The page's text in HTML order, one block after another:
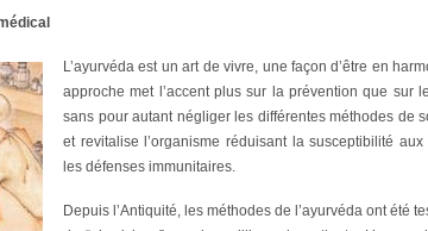
L’ayurvéda est un art de vivre, une façon d’être en
approche met l’accent plus sur la prévention que sur
sans pour autant négliger les différentes méthodes de
et revitalise l’organisme réduisant la susceptibilité
les défenses immunitaires.
Depuis l’Antiquité, les méthodes de l’ayurvéda ont été